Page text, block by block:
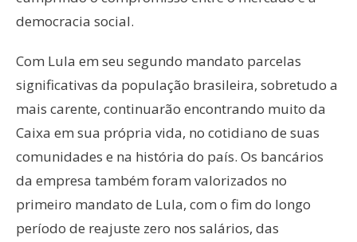
democracia social.
Com Lula em seu segundo mandato parcelas
significativas da população brasileira, sobretudo a
mais carente, continuarão encontrando muito da
Caixa em sua própria vida, no cotidiano de suas
comunidades e na história do país. Os bancários
da empresa também foram valorizados no
primeiro mandato de Lula, com o fim do longo
período de reajuste zero nos salários, das